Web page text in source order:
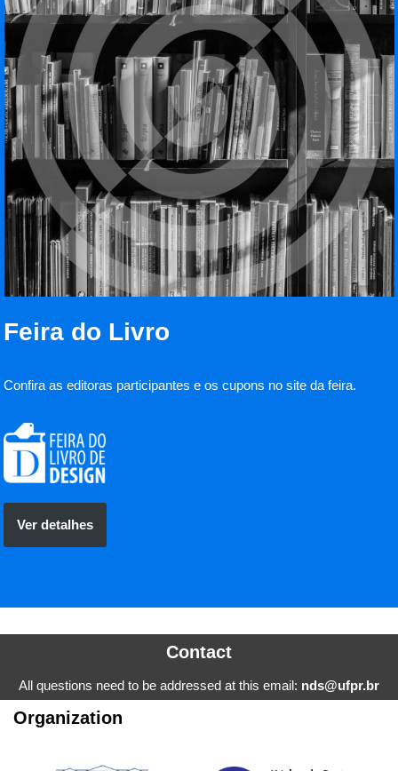
Feira do Livro
Confira as editoras participantes e os cupons no site da feira.
Ver detalhes
Contact
All questions need to be addressed at this email: nds@ufpr.br
Organization